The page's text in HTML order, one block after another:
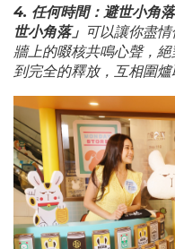
4. 任何時間：避世小角落
世小角落」 可以讓你盡
牆上的啜核共鳴心聲，
到完全的釋放，互相圍爐